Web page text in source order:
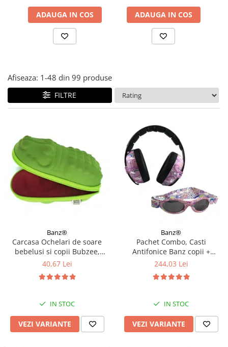
Stickere decorative
Covorase de joaca
Siguranta animale companie
Carduri Cadou
Produse Sub 50 Lei
Resigilate
ADAUGA IN COS ADAUGA IN COS
Afiseaza: 1-48 din 99 produse
FILTRE
Banz®
Carcasa Ochelari de soare
bebelusi si copii Bubzee,
Diverse culori
40,67 Lei
IN STOC
VEZI VARIANTE
Banz®
Pachet Combo, Casti
Antifonice Banz copii +
Ochelari de Soare Protectie
modele
244,03 Lei
IN STOC
VEZI VARIANTE